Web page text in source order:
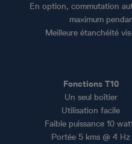
En option, commutation
maximum
Meilleure étanchéité
Fonctions T10
Un seul boîtier
Utilisation facile
Faible puissance 10
Portée 5 kms @ 4 Hz